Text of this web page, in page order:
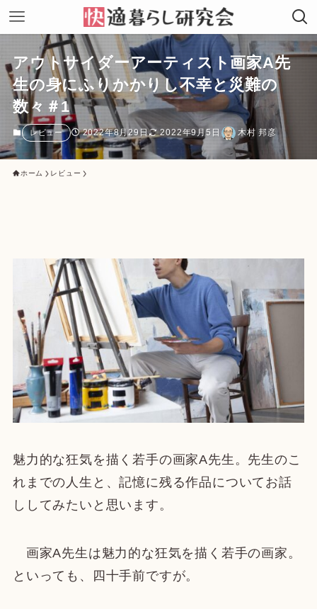
アウトサイダーアーティスト画家A先
生の身にふりかかりし不幸と災難の
数々＃1
レビュー 2022年8月29日 2022年9月5日 木村 邦彦
ホーム レビュー
魅力的な狂気を描く若手の画家A先生。先生のこ
れまでの人生と、記憶に残る作品についてお話
ししてみたいと思います。
画家A先生は魅力的な狂気を描く若手の画家。
といっても、四十手前ですが。